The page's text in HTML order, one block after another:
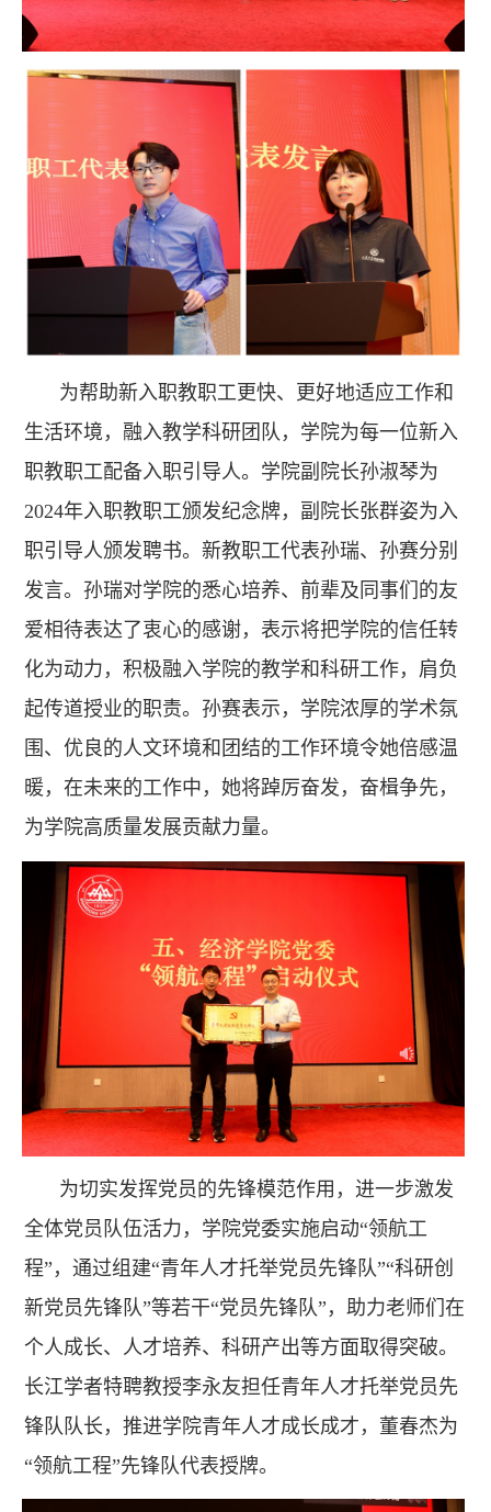
为帮助新入职教职工更快、更好地适应工作和
生活环境，融入教学科研团队，学院为每一位新入
职教职工配备入职引导人。学院副院长孙淑琴为
2024年入职教职工颁发纪念牌，副院长张群姿为入
职引导人颁发聘书。新教职工代表孙瑞、孙赛分别
发言。孙瑞对学院的悉心培养、前辈及同事们的友
爱相待表达了衷心的感谢，表示将把学院的信任转
化为动力，积极融入学院的教学和科研工作，肩负
起传道授业的职责。孙赛表示，学院浓厚的学术氛
围、优良的人文环境和团结的工作环境令她倍感温
暖，在未来的工作中，她将踔厉奋发，奋楫争先，
为学院高质量发展贡献力量。
为切实发挥党员的先锋模范作用，进一步激发
全体党员队伍活力，学院党委实施启动“领航工
程”，通过组建“青年人才托举党员先锋队”“科研创
新党员先锋队”等若干“党员先锋队”，助力老师们在
个人成长、人才培养、科研产出等方面取得突破。
长江学者特聘教授李永友担任青年人才托举党员先
锋队队长，推进学院青年人才成长成才，董春杰为
“领航工程”先锋队代表授牌。